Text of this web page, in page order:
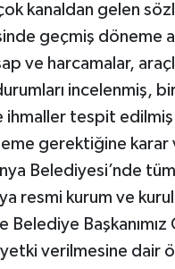
kanaldan gelen
geçmiş döneme
ve harcamalar,
incelenmiş,
ihmaller tespit
gerektiğine karar
Belediyesi’nde
resmi kurum ve
Belediye Başkanımız
yetki verilmesine dair